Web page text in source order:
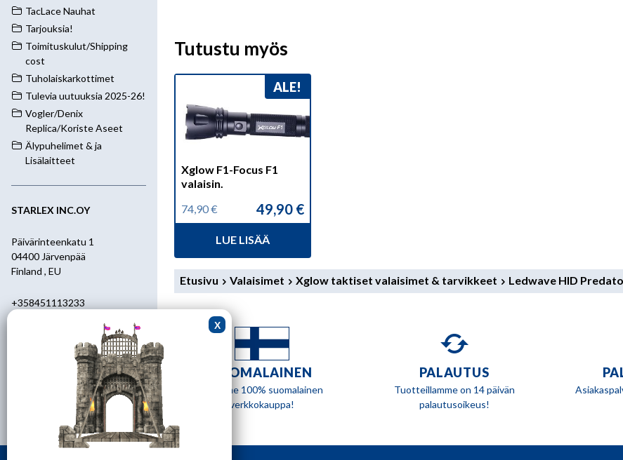
TacLace Nauhat
Tarjouksia!
Toimituskulut/Shipping
cost
Tuholaiskarkottimet
Tulevia uutuuksia 2025-26!
Vogler/Denix
Replica/Koriste Aseet
Älypuhelimet & ja
Lisälaitteet
STARLEX INC.OY
Päivärinteenkatu 1
04400 Järvenpää
Finland , EU
+358451113233
starlex@kolumbus.fi
Asiakaspalvelu
ark.klo 08.30-17.00
Tutustu myös
ALE!
Xglow F1-Focus F1
valaisin.
74,90€
Alkuperäinen
74,90 €.
49,90 €
Nykyinen
49,90 €.
LUE LISÄÄ
Etusivu Valaisimet Xglow taktiset valaisimet & tarvikkeet Ledwave HID
SUOMALAINEN
Olemme 100% suomalainen
verkkokauppa!
PALAUTUS
Tuotteillamme on 14 päivän
palautusoikeus!